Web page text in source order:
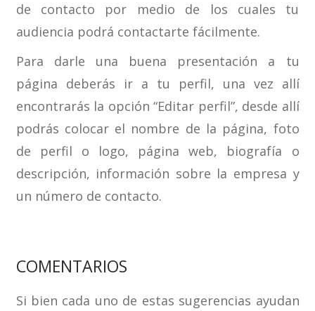
de contacto por medio de los cuales tu
audiencia podrá contactarte fácilmente.
Para darle una buena presentación a tu
página deberás ir a tu perfil, una vez allí
encontrarás la opción “Editar perfil”, desde allí
podrás colocar el nombre de la página, foto
de perfil o logo, página web, biografía o
descripción, información sobre la empresa y
un número de contacto.
COMENTARIOS
Si bien cada uno de estas sugerencias ayudan